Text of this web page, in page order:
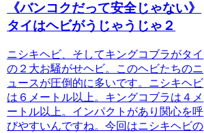
《バンコクだって安全じゃない》
タイはヘビがうじゃうじゃ２
ニシキヘビ、そしてキングコブラがタイ
の２大お騒がせヘビ。このヘビたちのニ
ュースが圧倒的に多いです。ニシキヘビ
は６メートル以上。キングコブラは４メ
ートル以上。インパクトがあり関心を呼
びやすいんですね。今回はニシキヘビの